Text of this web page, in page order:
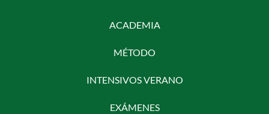
ACADEMIA
MÉTODO
INTENSIVOS VERANO
EXÁMENES